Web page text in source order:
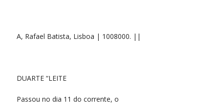
A, Rafael Batista, Lisboa | 1008000. ||
DUARTE “LEITE
Passou no dia 11 do corrente, o